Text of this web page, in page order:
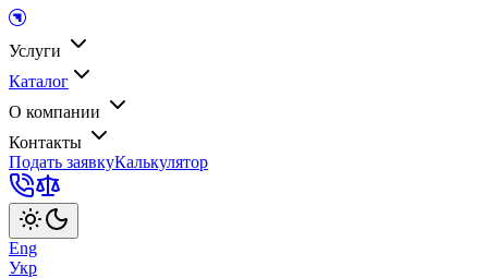
Услуги
Каталог
О компании
Контакты
Подать заявкуКалькулятор
Eng
Укр